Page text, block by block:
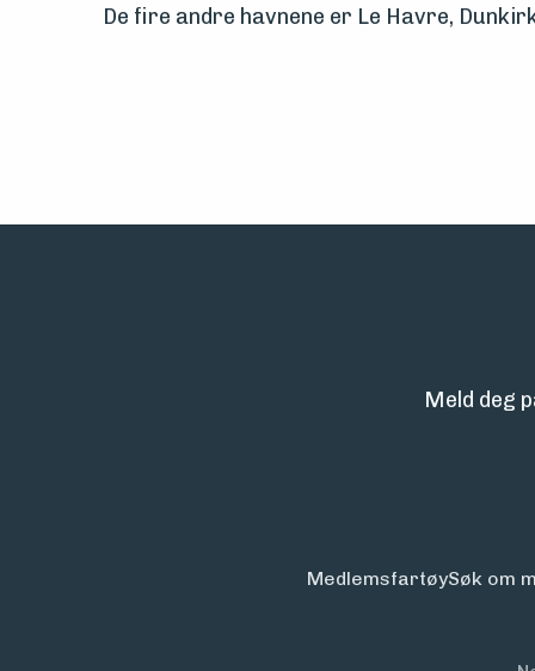
De fire andre havnene er Le Havre,
Meld deg
MedlemsfartøySøk om